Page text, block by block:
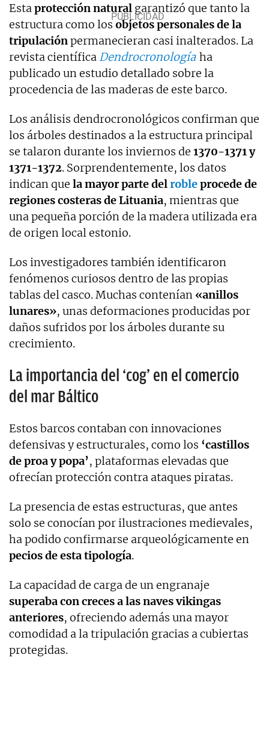
Estaprotección natural garantizó que tanto la
estructura como losobjetos personales de la
tripulaciónpermanecieran casi inalterados. La
revista científica Dendrocronología ha
publicado un estudio detallado sobre la
procedencia de las maderas de este barco.
Los análisis dendrocronológicos confirman que
los árboles destinados a la estructura principal
se talaron durante los inviernos de 1370-1371 y
1371-1372. Sorprendentemente, los datos
indican que la mayor parte delrobleprocede de
regiones costeras de Lituania, mientras que
una pequeña porción de la madera utilizada era
de origen local estonio.
Los investigadores también identificaron
fenómenos curiosos dentro de las propias
tablas del casco. Muchas contenían «anillos
lunares», unas deformaciones producidas por
daños sufridos por los árboles durante su
crecimiento.
La importancia del ‘cog’ en el comercio
del mar Báltico
Estos barcos contaban con innovaciones
defensivas y estructurales, como los ‘castillos
de proa y popa’, plataformas elevadas que
ofrecían protección contra ataques piratas.
La presencia de estas estructuras, que antes
solo se conocían por ilustraciones medievales,
ha podido confirmarse arqueológicamente en
pecios de esta tipología.
La capacidad de carga de un engranaje
superaba con creces a las naves vikingas
anteriores, ofreciendo además una mayor
comodidad a la tripulación gracias a cubiertas
protegidas.